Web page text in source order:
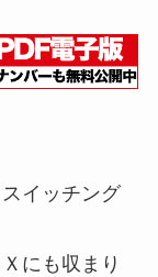
イッチング
にも収まり